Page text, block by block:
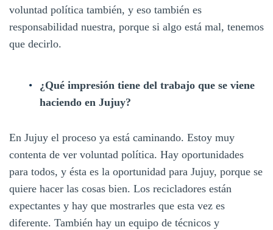
voluntad política también, y eso también es
responsabilidad nuestra, porque si algo está mal, tenemos
que decirlo.
¿Qué impresión tiene del trabajo que se viene
haciendo en Jujuy?
En Jujuy el proceso ya está caminando. Estoy muy
contenta de ver voluntad política. Hay oportunidades
para todos, y ésta es la oportunidad para Jujuy, porque se
quiere hacer las cosas bien. Los recicladores están
expectantes y hay que mostrarles que esta vez es
diferente. También hay un equipo de técnicos y